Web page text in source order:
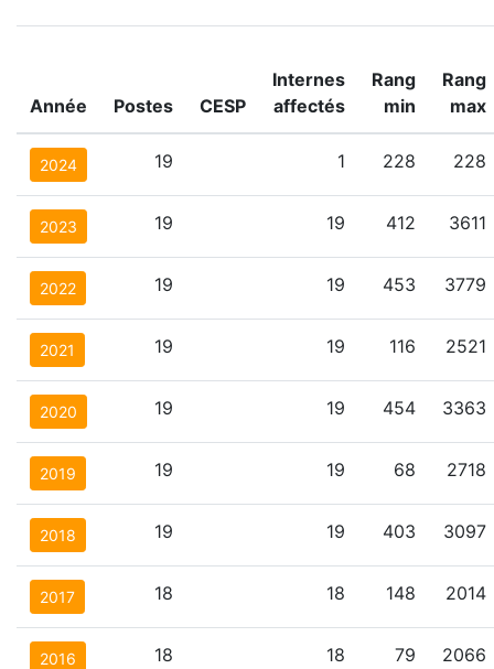
Année Postes CESP
Internes
affectés
Rang
min
Rang
max
2024 19 1 228 228
2023 19 19 412 3611
2022 19 19 453 3779
2021 19 19 116 2521
2020 19 19 454 3363
2019 19 19 68 2718
2018 19 19 403 3097
2017 18 18 148 2014
2016 18 18 79 2066